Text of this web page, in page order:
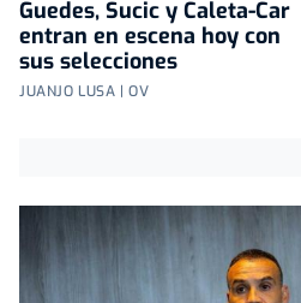
Guedes, Sucic y Caleta-Car
entran en escena hoy con
sus selecciones
JUANJO LUSA | OV